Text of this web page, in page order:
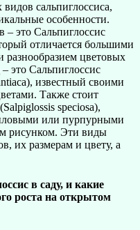
сальпиглоссиса,
особенности.
– это Сальпиглоссис
отличается большими
цветовых
это Сальпиглоссис
известный своими
Также стоит
speciosa),
или пурпурными
рисунком. Эти виды
их размерам и цвету, а
в саду, и какие
роста на открытом